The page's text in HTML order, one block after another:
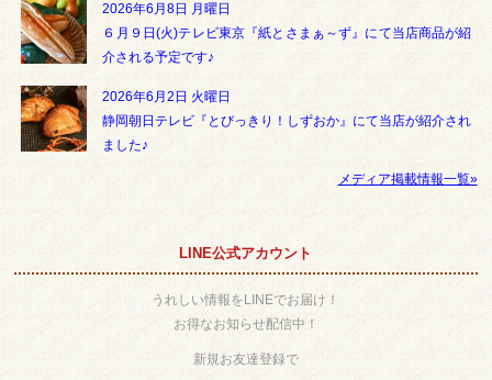
2026年6月8日 月曜日
６月９日(火)テレビ東京『紙とさまぁ～ず』にて当店商品が紹
介される予定です♪
2026年6月2日 火曜日
静岡朝日テレビ『とびっきり！しずおか』にて当店が紹介され
ました♪
メディア掲載情報一覧»
LINE公式アカウント
うれしい情報をLINEでお届け！
お得なお知らせ配信中！
新規お友達登録で